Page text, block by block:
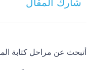
شارك المقال
أتبحث عن مراحل كتابة